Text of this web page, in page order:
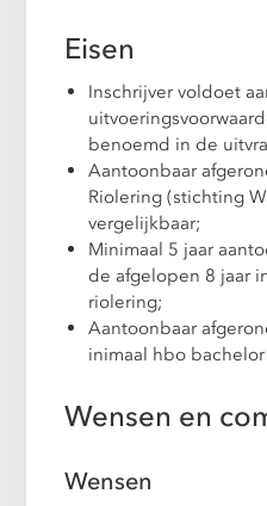
Eisen
Inschrijver voldoet
benoemd in de
Aantoonbaar
Riolering (stichting
vergelijkbaar;
Minimaal 5 jaar
de afgelopen 8 jaar
riolering;
Aantoonbaar
inimaal hbo
Wensen en
Wensen